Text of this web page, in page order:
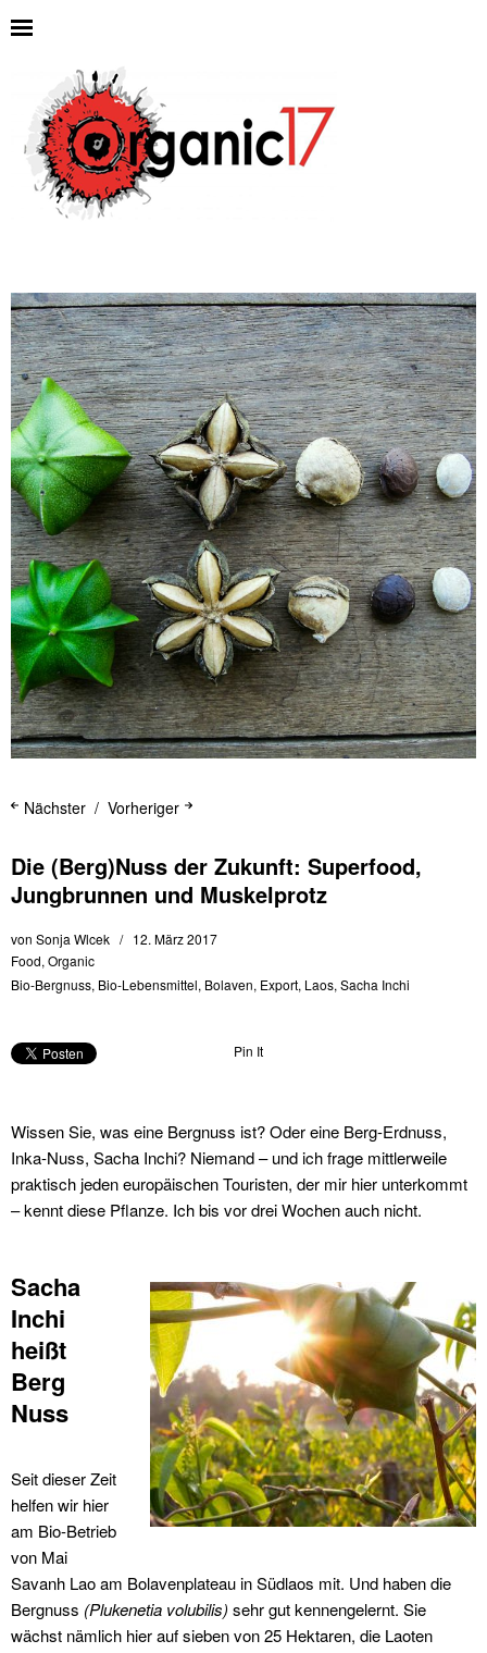
Vorheriger
Nächster
Die (Berg)Nuss der Zukunft: Superfood,
Jungbrunnen und Muskelprotz
von Sonja Wlcek
12. März 2017
Food, Organic
Bio-Bergnuss, Bio-Lebensmittel, Bolaven, Export, Laos, Sacha Inchi
Pin It
Wissen Sie, was eine Bergnuss ist? Oder eine Berg-Erdnuss,
Inka-Nuss, Sacha Inchi? Niemand – und ich frage mittlerweile
praktisch jeden europäischen Touristen, der mir hier unterkommt
– kennt diese Pflanze. Ich bis vor drei Wochen auch nicht.
Sacha
Inchi
heißt
Berg
Nuss
Seit dieser Zeit
helfen wir hier
am Bio-Betrieb
von Mai
Savanh Lao am Bolavenplateau in Südlaos mit. Und haben die
Bergnuss (Plukenetia volubilis) sehr gut kennengelernt. Sie
wächst nämlich hier auf sieben von 25 Hektaren, die Laoten